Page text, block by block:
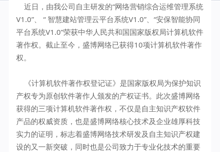
近日，由我公司自主研发的“网络营销综合运维管理系统
V1.0”、 “ 智慧建站管理云平台系统V1.0”、“安保智能协同
平台系统V1.0”荣获中华人民共和国国家版权局计算机软件
著作权。截止至今，盛博网络已获得10项计算机软件著作
权。
《计算机软件著作权登记证》是国家版权局为保护知识
产权专为原创软件著作人颁发的产权证书。此次盛博网络
获得的三项计算机软件著作权，不仅是自主知识产权软件
产品的权威资质，也是盛博网络核心技术及企业雄厚科技
实力的证明，标志着盛博网络技术研发及自主知识产权建
设的又一新突破，同时也是公司致力于专业化技术的重要